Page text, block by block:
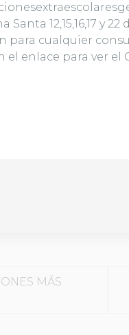
Santa 12,15,16,17 y
para cualquier
enlace para ver el
ENTRADAS
MÁS